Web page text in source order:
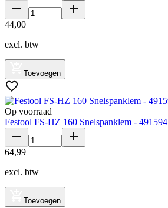
44,00
excl. btw
Toevoegen
Op voorraad
Festool FS-HZ 160 Snelspanklem - 491594
64,99
excl. btw
Toevoegen